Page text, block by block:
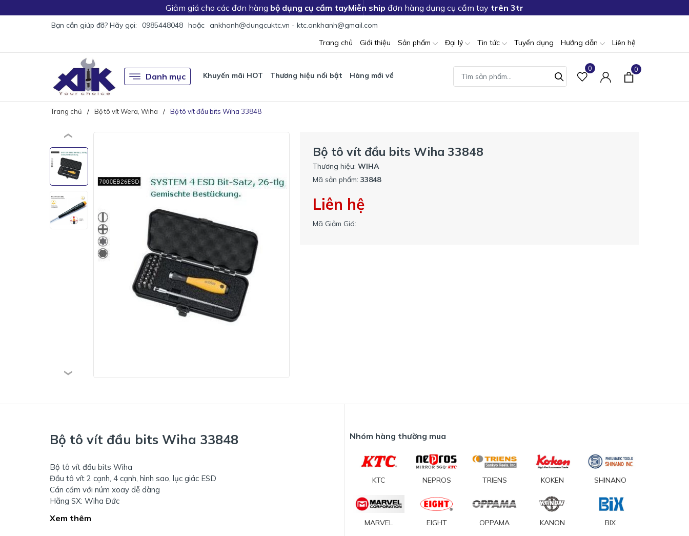
Giảm giá cho các đơn hàng bộ dụng cụ cầm tayMiễn ship đơn hàng dụng cụ cầm tay trên 3tr
Bạn cần giúp đỡ? Hãy gọi: 0985448048 hoặc ankhanh@dungcuktc.vn - ktc.ankhanh@gmail.com
Trang chủ
Giới thiệu Sản phẩm Đại lý Tin tức Tuyển dụng Hướng dẫn Liên hệ
Danh mục Khuyến mãi HOT Thương hiệu nổi bật Hàng mới về
0 0
Trang chủ Bộ tô vít Wera, Wiha Bộ tô vít đầu bits Wiha 33848
Bộ tô vít đầu bits Wiha 33848
Thương hiệu: WIHA
Mã sản phẩm: 33848
Liên hệ
Mã Giảm Giá:
Bộ tô vít đầu bits Wiha 33848
Bộ tô vít đầu bits Wiha
Đầu tô vít 2 cạnh, 4 cạnh, hình sao, lục giác ESD
Cán cầm với núm xoay dễ dàng
Hãng SX: Wiha Đức
Xem thêm
Nhóm hàng thường mua
KTC NEPROS TRIENS KOKEN SHINANO
MARVEL EIGHT OPPAMA KANON BIX